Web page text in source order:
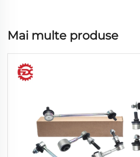
Mai multe produse